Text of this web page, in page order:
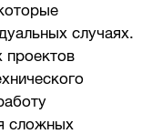
случаях.
проектов
сложных